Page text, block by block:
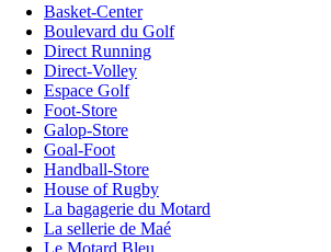
Basket-Center
Boulevard du Golf
Direct Running
Direct-Volley
Espace Golf
Foot-Store
Galop-Store
Goal-Foot
Handball-Store
House of Rugby
La bagagerie du Motard
La sellerie de Maé
Le Motard Bleu